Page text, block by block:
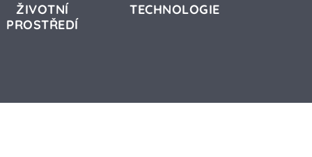
ŽIVOTNÍ
PROSTŘEDÍ
TECHNOLOGIE